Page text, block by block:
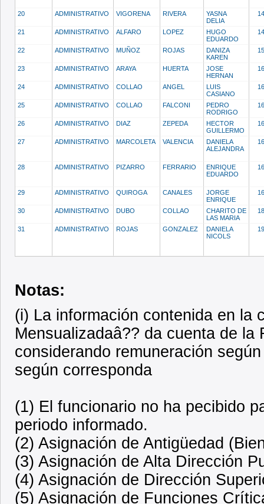
20 ADMINISTRATIVO VIGORENA RIVERA
YASNA
DELIA
14
21 ADMINISTRATIVO ALFARO LOPEZ
HUGO
EDUARDO
14
22 ADMINISTRATIVO MUÑOZ ROJAS
DANIZA
KAREN
15
23 ADMINISTRATIVO ARAYA HUERTA
JOSE
HERNAN
16
24 ADMINISTRATIVO COLLAO ANGEL
LUIS
CASIANO
16
25 ADMINISTRATIVO COLLAO FALCONI
PEDRO
RODRIGO
16
26 ADMINISTRATIVO DIAZ ZEPEDA
HECTOR
GUILLERMO
16
27 ADMINISTRATIVO MARCOLETA VALENCIA
DANIELA
ALEJANDRA
16
28 ADMINISTRATIVO PIZARRO FERRARIO
ENRIQUE
EDUARDO
16
29 ADMINISTRATIVO QUIROGA CANALES
JORGE
ENRIQUE
16
30 ADMINISTRATIVO DUBO COLLAO
CHARITO DE
LAS MARIA
18
31 ADMINISTRATIVO ROJAS GONZALEZ
DANIELA
NICOLS
19
Notas:
(i) La información contenida en la
Mensualizadaâ?? da cuenta de
considerando remuneración
según corresponda
(1) El funcionario no ha pecibido
periodo informado.
(2) Asignación de Antigüedad
(3) Asignación de Alta Dirección
(4) Asignación de Dirección
(5) Asignación de Funciones